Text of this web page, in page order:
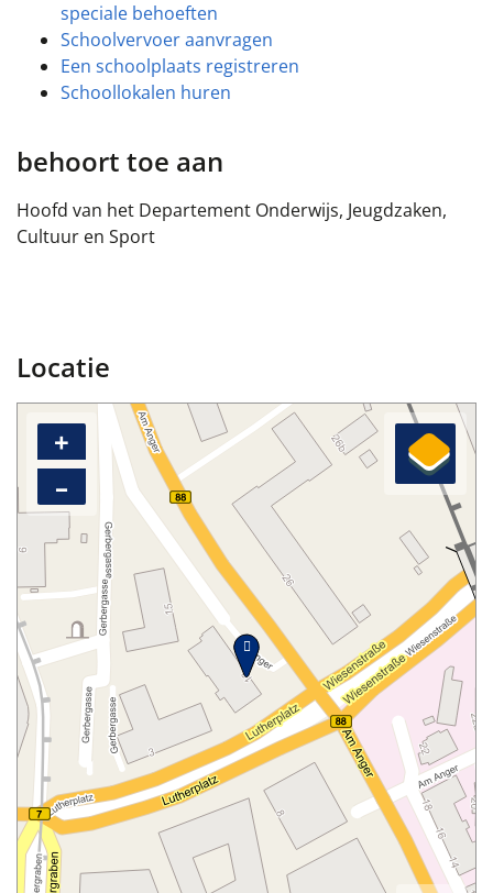
speciale behoeften
Schoolvervoer aanvragen
Een schoolplaats registreren
Schoollokalen huren
behoort toe aan
Hoofd van het Departement Onderwijs, Jeugdzaken,
Cultuur en Sport
Locatie
+
–